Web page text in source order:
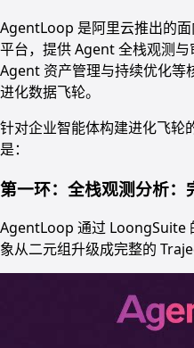
AgentLoop 是阿里云推出的
平台，提供 Agent 全栈观测与
Agent 资产管理与持续优化等
进化数据飞轮。
针对企业智能体构建进化飞
是：
第一环：全栈观测分析
AgentLoop 通过 LoongSuite
象从二元组升级成完整的